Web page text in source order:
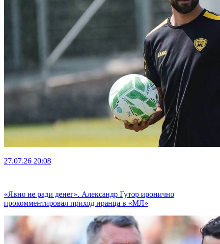
27.07.26 20:08
«Явно не ради денег». Александр Гутор иронично
прокомментировал приход иранца в «МЛ»